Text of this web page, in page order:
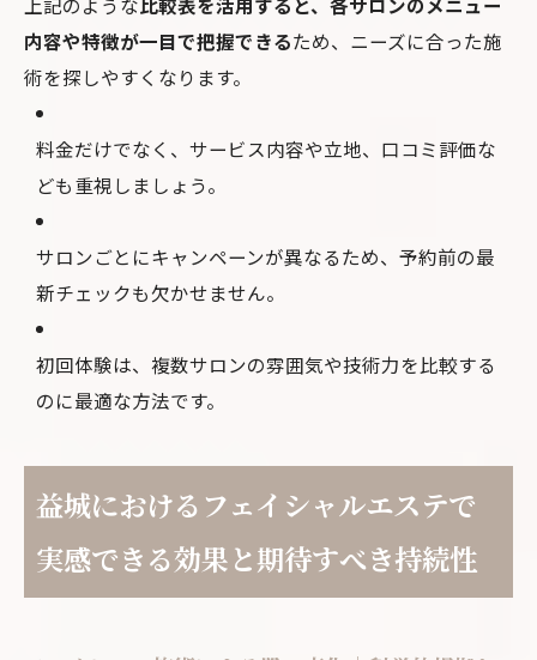
内容や特徴が一目で把握できるため、ニーズに合った施
術を探しやすくなります。
料金だけでなく、サービス内容や立地、口コミ評価な
ども重視しましょう。
サロンごとにキャンペーンが異なるため、予約前の最
新チェックも欠かせません。
初回体験は、複数サロンの雰囲気や技術力を比較する
のに最適な方法です。
益城におけるフェイシャルエステで
実感できる効果と期待すべき持続性